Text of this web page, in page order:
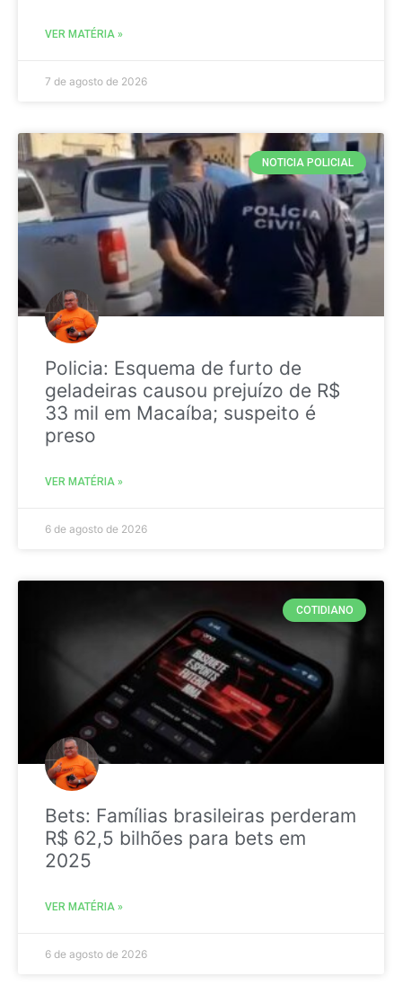
VER MATÉRIA »
7 de agosto de 2026
NOTICIA POLICIAL
Policia: Esquema de furto de
geladeiras causou prejuízo de R$
33 mil em Macaíba; suspeito é
preso
VER MATÉRIA »
6 de agosto de 2026
COTIDIANO
Bets: Famílias brasileiras perderam
R$ 62,5 bilhões para bets em
2025
VER MATÉRIA »
6 de agosto de 2026